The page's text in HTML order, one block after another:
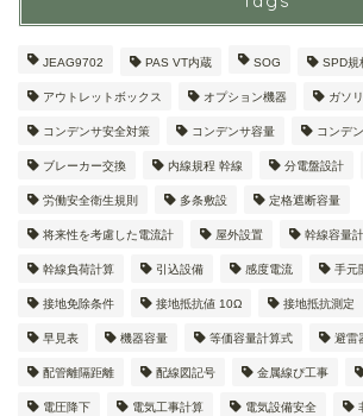
JEAG9702 PAS VT内蔵 SOG SPD規
アウトレットボックス オプション機器 ガソ
コンデンサ安全対策 コンデンサ容量 コンデ
ブレーカー交換 内線規程 幹線 分電盤設計
労働安全衛生規則 多条敷設 定格遮断容量
将来性を考慮した電流計 屋外設置 幹線容量
幹線負荷計算 引込設備 感度電流 手元
接地免除条件 接地抵抗値 10Ω 接地抵抗測定
早見表 機器容量 等価容量計算式 避雷
配管離隔距離 配線図記号 金属線ぴ工事
電圧降下 電気工事計算 電気設備安全